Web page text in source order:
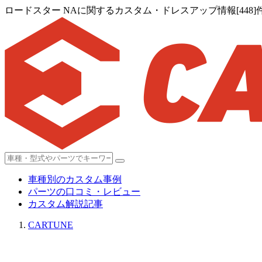
ロードスター NAに関するカスタム・ドレスアップ情報[448]
車種別のカスタム事例
パーツの口コミ・レビュー
カスタム解説記事
CARTUNE